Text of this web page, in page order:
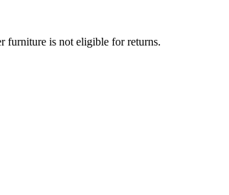
furniture is not eligible for returns.